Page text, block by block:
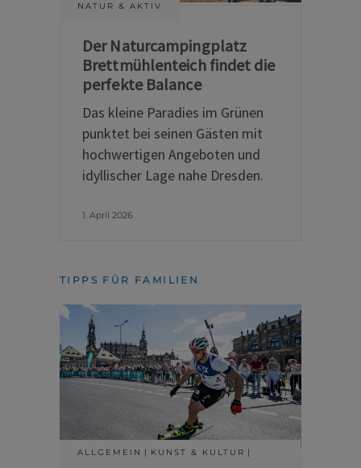
NATUR & AKTIV
Der Naturcampingplatz
Brettmühlenteich findet die
perfekte Balance
Das kleine Paradies im Grünen
punktet bei seinen Gästen mit
hochwertigen Angeboten und
idyllischer Lage nahe Dresden.
1. April 2026
TIPPS FÜR FAMILIEN
ALLGEMEIN
KUNST & KULTUR